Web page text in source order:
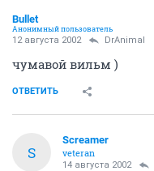
Bullet
Анонимный пользователь
12 августа 2002 DrAnimal
чумавой вильм )
ОТВЕТИТЬ
S
Screamer
veteran
14 августа 2002